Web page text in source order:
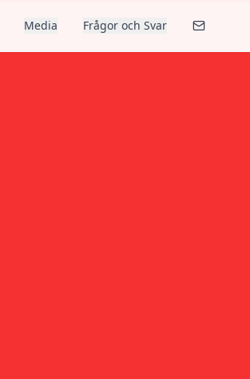
Media Frågor och Svar